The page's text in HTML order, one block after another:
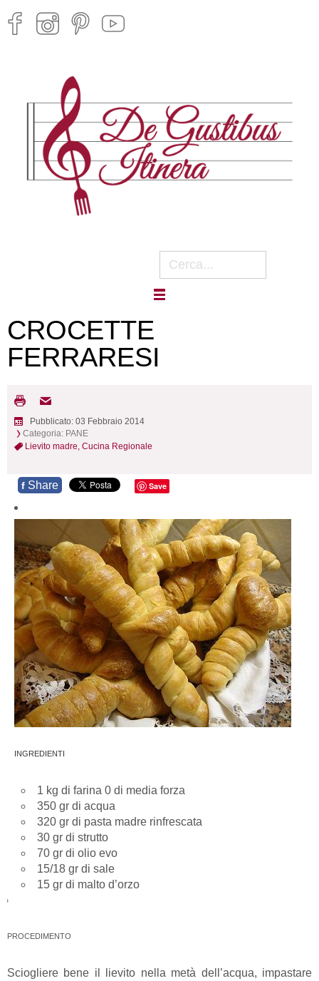
CROCETTE
FERRARESI
Pubblicato: 03 Febbraio 2014
Categoria: PANE
Lievito madre, Cucina Regionale
f Share Save
INGREDIENTI
1 kg di farina 0 di media forza
350 gr di acqua
320 gr di pasta madre rinfrescata
30 gr di strutto
70 gr di olio evo
15/18 gr di sale
15 gr di malto d’orzo
PROCEDIMENTO
Sciogliere bene il lievito nella metà dell’acqua, impastare